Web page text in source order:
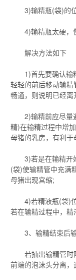
3)输精瓶(袋)的
4)输精瓶太硬，使
解决方法如下
1)首先要确认输
轻轻的前后移动输
畅通，则说明已经离
2)输精前应尽量
精)在输精过程中增
母猪的乳房，有利
3)若是在输精开
(袋)使输精管中充满
母猪出现宫缩;
4)若精液瓶(袋)位
若在输精过程中，精
3、输精结束后输
若抽出输精管时
前端的泡沫头分离，